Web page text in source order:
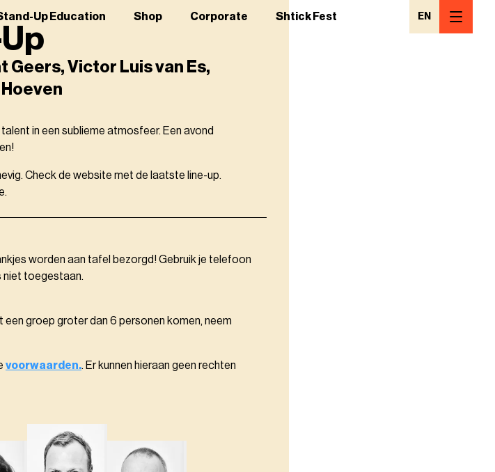
Up Education Shop Corporate Shtick Fest EN
Geers, Victor Luis van Es,
in een sublieme atmosfeer. Een avond
Check de website met de laatste line-up.
worden aan tafel bezorgd! Gebruik je telefoon
niet toegestaan.
groep groter dan 6 personen komen, neem
voorwaarden.. Er kunnen hieraan geen rechten